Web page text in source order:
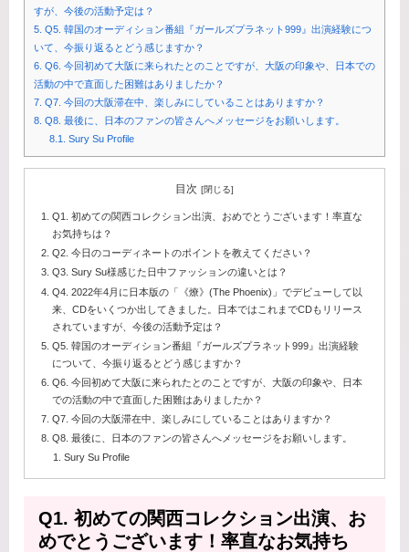
すが、今後の活動予定は？
5. Q5. 韓国のオーディション番組『ガールズプラネット999』出演経験につ
いて、今振り返るとどう感じますか？
6. Q6. 今回初めて大阪に来られたとのことですが、大阪の印象や、日本での
活動の中で直面した困難はありましたか？
7. Q7. 今回の大阪滞在中、楽しみにしていることはありますか？
8. Q8. 最後に、日本のファンの皆さんへメッセージをお願いします。
8.1.
Sury Su Profile
目次
Q1. 初めての関西コレクション出演、おめでとうございます！率直な
お気持ちは？
Q2. 今日のコーディネートのポイントを教えてください？
Q3. Sury Su様感じた日中ファッションの違いとは？
Q4. 2022年4月に日本版の「《燎》(The Phoenix)」でデビューして以
来、CDをいくつか出してきました。日本ではこれまでCDもリリース
されていますが、今後の活動予定は？
Q5. 韓国のオーディション番組『ガールズプラネット999』出演経験
について、今振り返るとどう感じますか？
Q6. 今回初めて大阪に来られたとのことですが、大阪の印象や、日本
での活動の中で直面した困難はありましたか？
Q7. 今回の大阪滞在中、楽しみにしていることはありますか？
Q8. 最後に、日本のファンの皆さんへメッセージをお願いします。
Sury Su Profile
Q1. 初めての関西コレクション出演、お
めでとうございます！率直なお気持ち